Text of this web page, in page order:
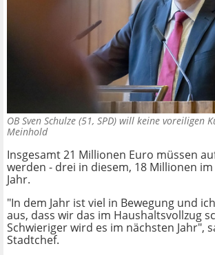
OB Sven Schulze (51, SPD) will keine voreiligen
Meinhold
Insgesamt 21 Millionen Euro müssen
werden - drei in diesem, 18 Millionen
Jahr.
"In dem Jahr ist viel in Bewegung und
aus, dass wir das im Haushaltsvollzug
Schwieriger wird es im nächsten Jahr",
Stadtchef.